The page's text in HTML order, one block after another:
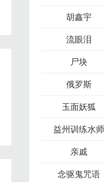
胡鑫宇
流眼泪
尸块
俄罗斯
玉面妖狐
益州训练水师
亲戚
念驱鬼咒语